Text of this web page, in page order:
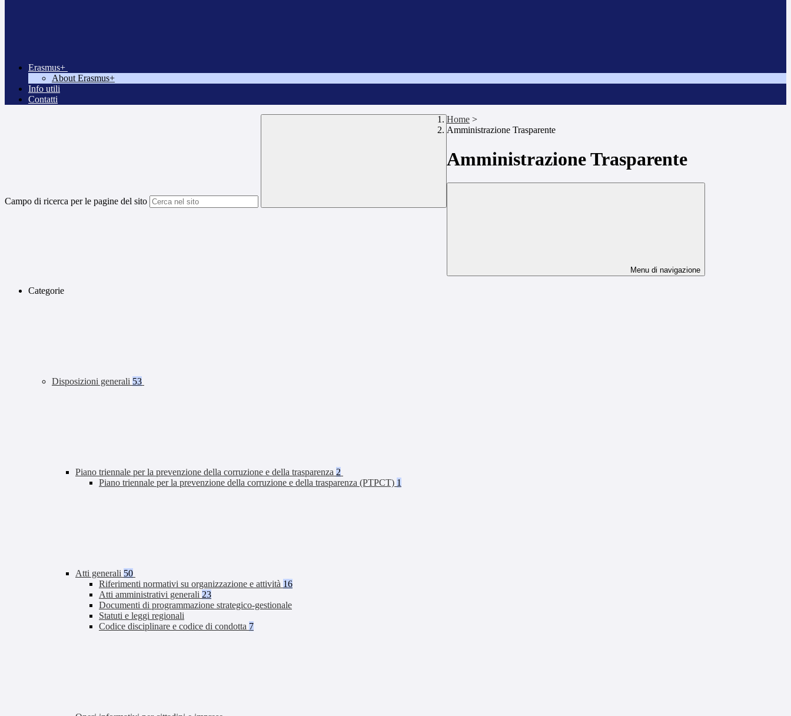
Erasmus+
About Erasmus+
Info utili
Contatti
Campo di ricerca per le pagine del sito
Home >
Amministrazione Trasparente
Amministrazione Trasparente
Menu di navigazione
Categorie
Disposizioni generali 53
Piano triennale per la prevenzione della corruzione e della trasparenza 2
Piano triennale per la prevenzione della corruzione e della trasparenza (PTPCT) 1
Atti generali 50
Riferimenti normativi su organizzazione e attività 16
Atti amministrativi generali 23
Documenti di programmazione strategico-gestionale
Statuti e leggi regionali
Codice disciplinare e codice di condotta 7